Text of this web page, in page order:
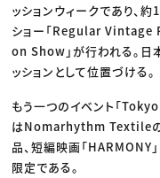
ッションウィークであり、
ショー「Regular
on Show」が行われる。日
ッションとして位置づける。
もう一つのイベント「
はNomarhythm Textileの
品、短編映画「HARMONY
限定である。